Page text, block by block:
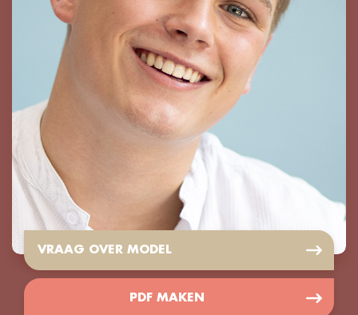
VRAAG OVER MODEL
PDF MAKEN